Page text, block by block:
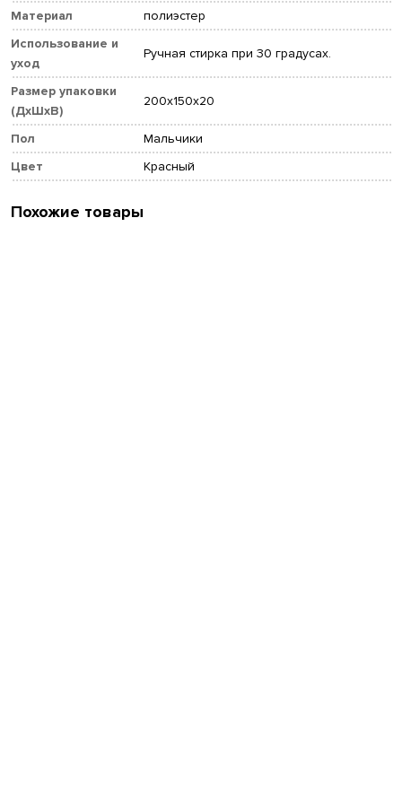
Материал
полиэстер
Использование и
уход
Ручная стирка при 30 градусах.
Размер упаковки
(ДхШхВ)
200x150x20
Пол
Мальчики
Цвет
Красный
Похожие товары